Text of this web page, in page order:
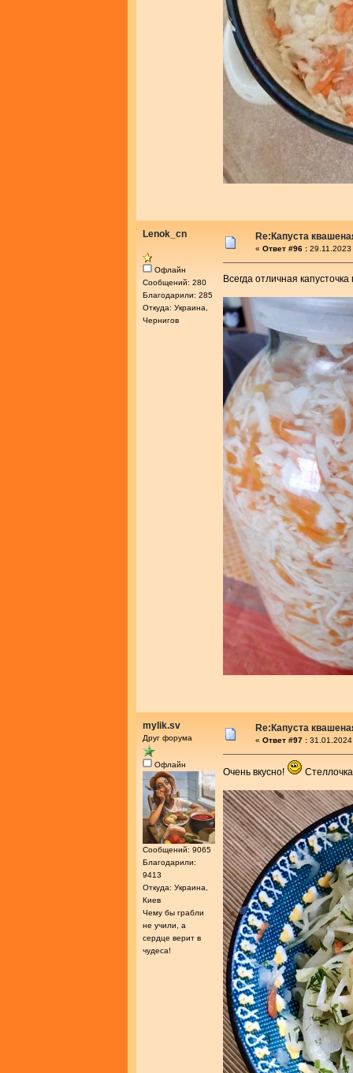
Lenok_cn
Офлайн
Сообщений: 280
Благодарили: 285
Откуда: Украина,
Чернигов
Re:Капуста
« Ответ #96 : 29.11.2023
Всегда отличная
mylik.sv
Друг форума
Офлайн
Сообщений: 9065
Благодарили:
9413
Откуда: Украина,
Киев
Чему бы грабли
не учили, а
сердце верит в
чудеса!
Re:Капуста
« Ответ #97 :
Очень вкусно!